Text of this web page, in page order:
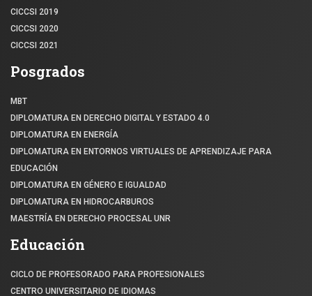
CICCSI 2019
CICCSI 2020
CICCSI 2021
Posgrados
MBT
DIPLOMATURA EN DERECHO DIGITAL Y ESTADO 4.0
DIPLOMATURA EN ENERGÍA
DIPLOMATURA EN ENTORNOS VIRTUALES DE APRENDIZAJE PARA
EDUCACIÓN
DIPLOMATURA EN GÉNERO E IGUALDAD
DIPLOMATURA EN HIDROCARBUROS
MAESTRÍA EN DERECHO PROCESAL UNR
Educación
CICLO DE PROFESORADO PARA PROFESIONALES
CENTRO UNIVERSITARIO DE IDIOMAS